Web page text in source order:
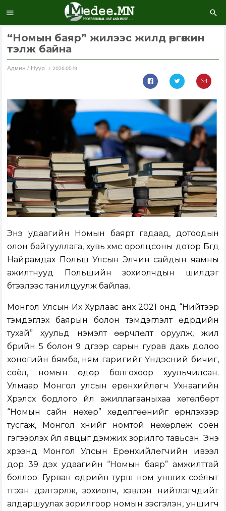
“Номын баяр” жилээс жилд өргөжин
тэлж байна
Aдмин / Нүүр 2026.05.19
Энэ удаагийн Номын баярт гадаад, дотоодын
олон байгууллага, хувь хүмүүс оролцсоны дотор Бүгд
Найрамдах Польш Улсын Элчин сайдын яамны
ажилтнууд Польшийн зохиолчдын шилдэг
бүтээлээс танилцуулж байлаа.
Монгол Улсын Их Хурлаас анх 2021 онд “Нийтээр
тэмдэглэх баярын болон тэмдэглэлт өдрүүдийн
тухай” хуульд нэмэлт өөрчлөлт оруулж, жил
бүрийн 5 болон 9 дүгээр сарын гурав дахь долоо
хоногийн бямба, ням гаригийг Үндэсний бичиг,
соёл, номын өдөр болгохоор хуульчилсан.
Улмаар Монгол улсын ерөнхийлөгч Ухнаагийн
Хүрэлсүх бодлого үйл ажиллагааныхаа хөтөлбөрт
“Номын сайн нөхөр” хөдөлгөөнийг өрнүүлэхээр
тусгаж, Монгол хүнийг номтой нөхөрлөж соён
гэгээрүүлэх үйл явцыг дэмжих зорилго тавьсан. Энэ
хүрээнд Монгол Улсын Ерөнхийлөгчийн ивээл
дор 39 дэх удаагийн “Номын баяр” амжилттай
боллоо. Гурван өдрийн турш ном унших соёлыг
түгээн дэлгэрүүлж, зохиолч, хэвлэн нийтлэгчдийг
алдаршуулах зорилгоор номын үзэсгэлэн, уншигч